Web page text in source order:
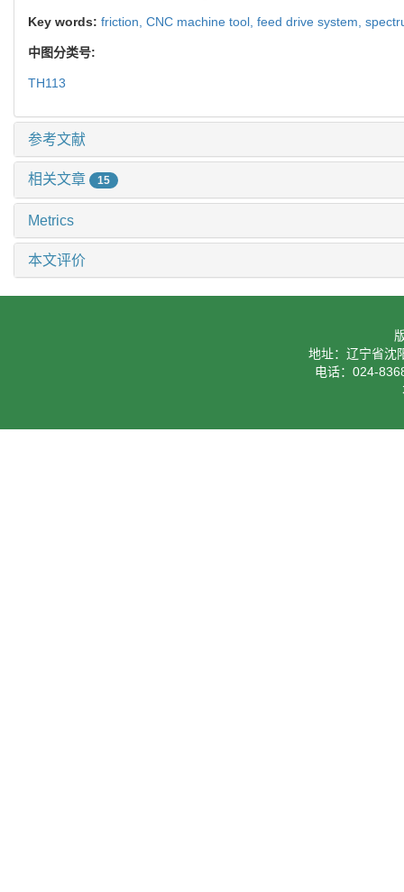
Key words: friction, CNC machine tool, feed drive system,
中图分类号:
TH113
参考文献
相关文章 15
Metrics
本文评价
地址：辽宁省沈
电话：024-